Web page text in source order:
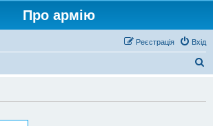
Про армію
Вхід
Реєстрація